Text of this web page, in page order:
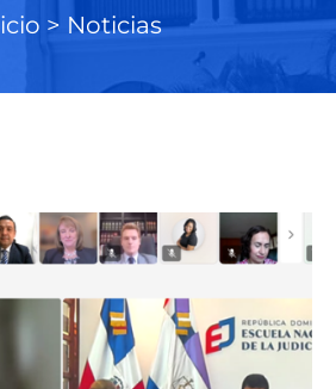
> Noticias
PagePagePagePage